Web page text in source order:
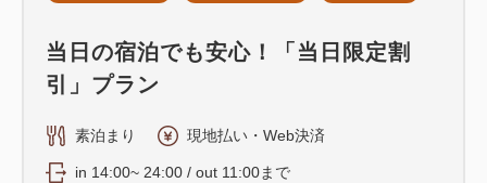
当日の宿泊でも安心！「当日限定割
引」プラン
素泊まり 現地払い・Web決済
in 14:00~ 24:00 / out 11:00まで